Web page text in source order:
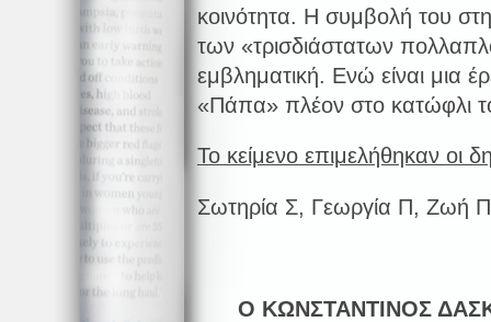
κοινότητα. Η συμβολή του
των «τρισδιάστατων
εμβληματική. Ενώ είναι μια
«Πάπα» πλέον στο κατώφλι
Το κείμενο επιμελήθηκαν οι
Σωτηρία Σ, Γεωργία Π, Ζωή
Ο ΚΩΝΣΤΑΝΤΙΝΟΣ